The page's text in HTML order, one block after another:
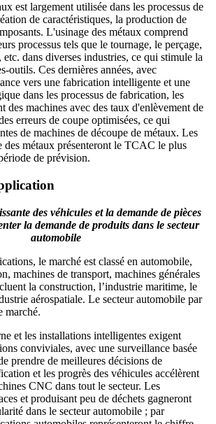
est largement utilisée dans les processus de
de caractéristiques, la production de
L'usinage des métaux comprend
processus tels que le tournage, le perçage,
dans diverses industries, ce qui stimule la
outils. Ces dernières années, avec
vers une fabrication intelligente et une
dans les processus de fabrication, les
des machines avec des taux d'enlèvement de
erreurs de coupe optimisées, ce qui
de machines de découpe de métaux. Les
des métaux présenteront le TCAC le plus
de prévision.
des véhicules et la demande de pièces
la demande de produits dans le secteur
automobile
le marché est classé en automobile,
machines de transport, machines générales
la construction, l’industrie maritime, le
aérospatiale. Le secteur automobile par
marché.
et les installations intelligentes exigent
conviviales, avec une surveillance basée
prendre de meilleures décisions de
et les progrès des véhicules accélèrent
CNC dans tout le secteur. Les
et produisant peu de déchets gagneront
dans le secteur automobile ; par